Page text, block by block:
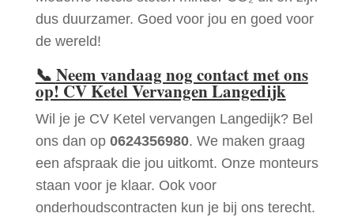
dus duurzamer. Goed voor jou en goed voor
de wereld!
📞 Neem vandaag nog contact met ons
op! CV Ketel Vervangen Langedijk
Wil je je CV Ketel vervangen Langedijk? Bel
ons dan op 0624356980. We maken graag
een afspraak die jou uitkomt. Onze monteurs
staan voor je klaar. Ook voor
onderhoudscontracten kun je bij ons terecht.